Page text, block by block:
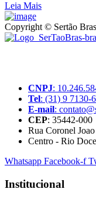
Leia Mais
Copyright © Sertão Bras
CNPJ:
Tel: (31) 9 7130-
E-mail:
CEP: 35442-000
Rua Coronel
Centro - Rio
Whatsapp Facebook-f
Institucional